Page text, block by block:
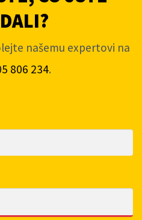
našemu expertovi na
806 234.